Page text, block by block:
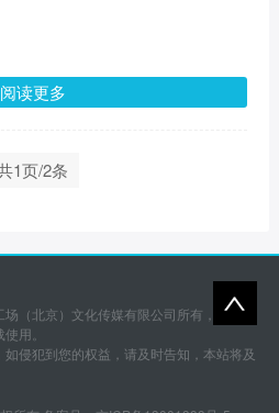
阅读更多
1页/2条
（北京）文化传媒有限公司所有，任何单
用。
侵犯到您的权益，请及时告知，本站将及